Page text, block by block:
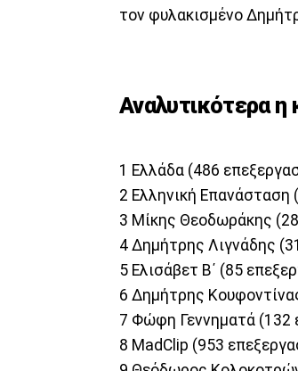
τον φυλακισμένο
Αναλυτικότερα
1 Ελλάδα (486
2 Ελληνική Επανάσταση
3 Μίκης Θεοδωράκης
4 Δημήτρης Λιγνάδης
5 Ελισάβετ Β΄ (85
6 Δημήτρης
7 Φώφη Γεννηματά (132
8 MadClip (953